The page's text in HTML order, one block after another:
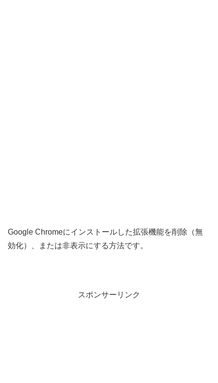
Google Chromeにインストールした拡張機能を削除（無
効化）、または非表示にする方法です。
スポンサーリンク